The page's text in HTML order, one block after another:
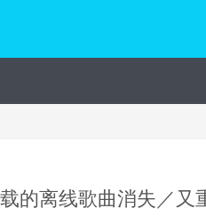
的离线歌曲消失／又